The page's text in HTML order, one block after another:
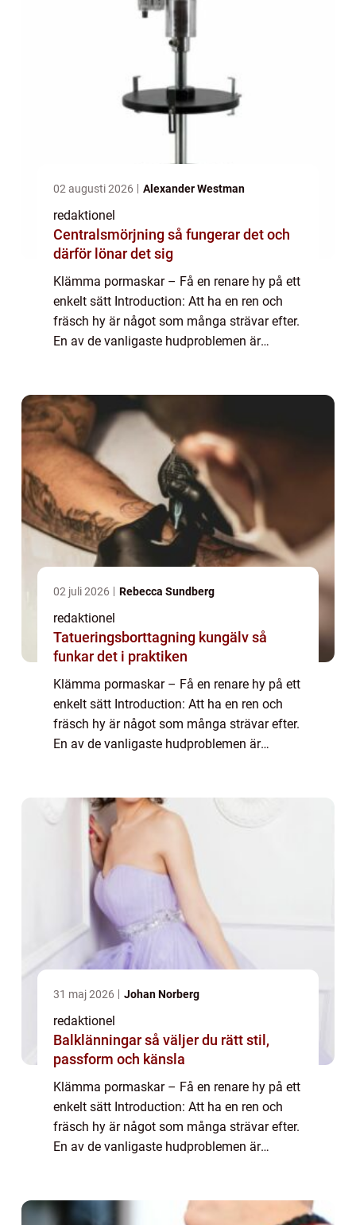
02 augusti 2026 Alexander Westman
redaktionel
Centralsmörjning så fungerar det och
därför lönar det sig
Klämma pormaskar – Få en renare hy på ett
enkelt sätt Introduction: Att ha en ren och
fräsch hy är något som många strävar efter.
En av de vanligaste hudproblemen är
02 juli 2026 Rebecca Sundberg
redaktionel
Tatueringsborttagning kungälv så
funkar det i praktiken
Klämma pormaskar – Få en renare hy på ett
enkelt sätt Introduction: Att ha en ren och
fräsch hy är något som många strävar efter.
En av de vanligaste hudproblemen är
31 maj 2026 Johan Norberg
redaktionel
Balklänningar så väljer du rätt stil,
passform och känsla
Klämma pormaskar – Få en renare hy på ett
enkelt sätt Introduction: Att ha en ren och
fräsch hy är något som många strävar efter.
En av de vanligaste hudproblemen är